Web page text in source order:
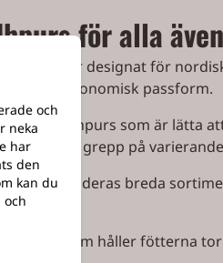
för alla
är designat för
och ergonomisk passform.
jodhpurs som är lätta
maximalt grepp på
Med deras breda
miljöer.
som håller fötterna
och
neka
har
den
kan du
och